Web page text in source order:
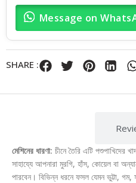
Message on
SHARE :
মেশিনের ধারণা: চীনে তৈরি এটি পশুপাখিদের
সাহায্যে আপনারা মুরগি, হাঁস, কোয়েল বা
পারবেন। বিভিন্ন ধরনে ফসল যেমন ভুট্টা, গম,